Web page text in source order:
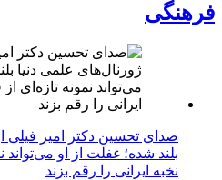
فرهنگی
صدای تحسین دکتر امیر فیلی
بلند شده؛ غفلت از او می‌تواند
نخبه ایرانی را رقم بزند